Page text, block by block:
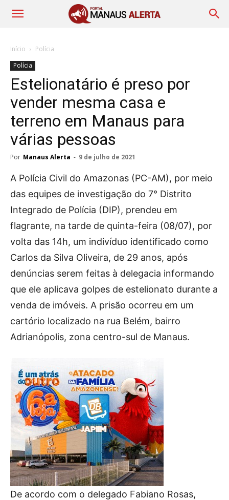
Início
Polícia
Polícia
Estelionatário é preso por
vender mesma casa e
terreno em Manaus para
várias pessoas
Por Manaus Alerta - 9 de julho de 2021
A Polícia Civil do Amazonas (PC-AM), por meio
das equipes de investigação do 7° Distrito
Integrado de Polícia (DIP), prendeu em
flagrante, na tarde de quinta-feira (08/07), por
volta das 14h, um indivíduo identificado como
Carlos da Silva Oliveira, de 29 anos, após
denúncias serem feitas à delegacia informando
que ele aplicava golpes de estelionato durante a
venda de imóveis. A prisão ocorreu em um
cartório localizado na rua Belém, bairro
Adrianópolis, zona centro-sul de Manaus.
De acordo com o delegado Fabiano Rosas,